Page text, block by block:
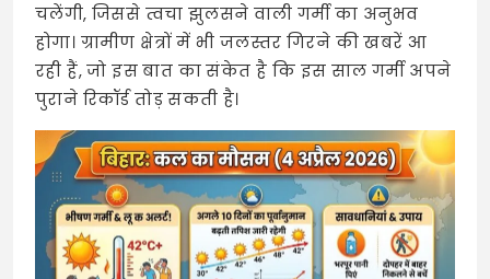
चलेंगी, जिससे त्वचा झुलसने वाली गर्मी का अनुभव
होगा। ग्रामीण क्षेत्रों में भी जलस्तर गिरने की खबरें आ
रही हैं, जो इस बात का संकेत है कि इस साल गर्मी अपने
पुराने रिकॉर्ड तोड़ सकती है।